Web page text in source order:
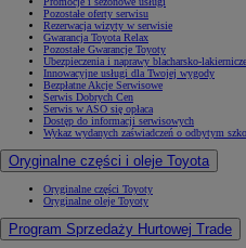
Pozostałe oferty serwisu
Rezerwacja wizyty w serwisie
Gwarancja Toyota Relax
Pozostałe Gwarancje Toyoty
Ubezpieczenia i naprawy blacharsko-lakiernicze
Innowacyjne usługi dla Twojej wygody
Bezpłatne Akcje Serwisowe
Serwis Dobrych Cen
Serwis w ASO się opłaca
Dostęp do informacji serwisowych
Wykaz wydanych zaświadczeń o odbytym
Oryginalne części i oleje Toyota
Oryginalne części Toyoty
Oryginalne oleje Toyoty
Program Sprzedaży Hurtowej Trade